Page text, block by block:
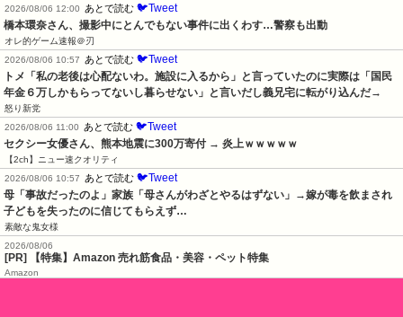
2026/08/06 12:00
あとで読む 🐦Tweet
橋本環奈さん、撮影中にとんでもない事件に出くわす…警察も出動
オレ的ゲーム速報＠刃
2026/08/06 10:57
あとで読む 🐦Tweet
トメ「私の老後は心配ないわ。施設に入るから」と言っていたのに実際は「国民
年金６万しかもらってないし暮らせない」と言いだし義兄宅に転がり込んだ→
怒り新党
2026/08/06 11:00
あとで読む 🐦Tweet
セクシー女優さん、熊本地震に300万寄付 → 炎上ｗｗｗｗｗ
【2ch】ニュー速クオリティ
2026/08/06 10:57
あとで読む 🐦Tweet
母「事故だったのよ」家族「母さんがわざとやるはずない」→嫁が毒を飲まされ
子どもを失ったのに信じてもらえず…
素敵な鬼女様
2026/08/06
[PR] 【特集】Amazon 売れ筋食品・美容・ペット特集
Amazon